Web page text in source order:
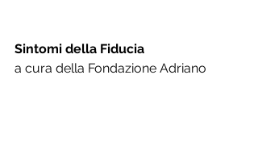
Sintomi della Fiducia
a cura della Fondazione Adriano